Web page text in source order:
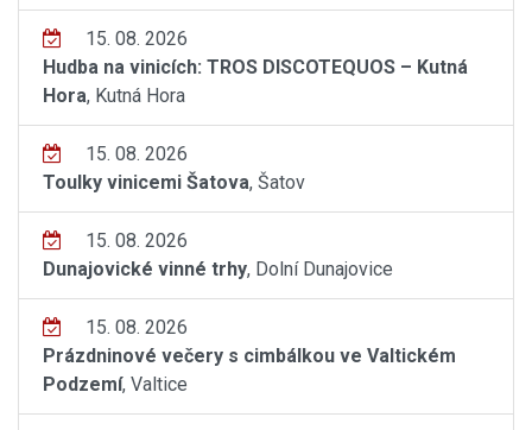
15. 08. 2026
Hudba na vinicích: TROS DISCOTEQUOS – Kutná
Hora, Kutná Hora
15. 08. 2026
Toulky vinicemi Šatova, Šatov
15. 08. 2026
Dunajovické vinné trhy, Dolní Dunajovice
15. 08. 2026
Prázdninové večery s cimbálkou ve Valtickém
Podzemí, Valtice